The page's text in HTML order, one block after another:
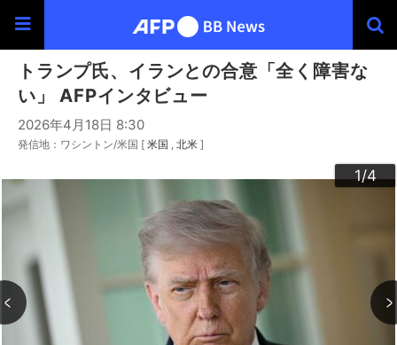
トランプ氏、イランとの合意「全く障害な
い」 AFPインタビュー
2026年4月18日 8:30
発信地：ワシントン/米国 [ 米国 北米 ]
1/4
2/4
3/4
4/4